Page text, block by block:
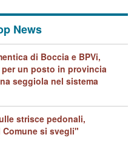
News
di Boccia e BPVi,
per un posto in provincia
seggiola nel sistema
strisce pedonali,
si svegli"